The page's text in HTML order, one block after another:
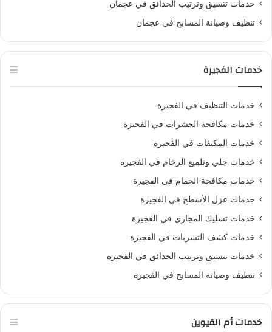
خدمات تنسيق وترتيب الحدائق في عجمان
تنظيف وصيانة المسابح في عجمان
خدمات الفجيرة
خدمات التنظيف في الفجيرة
خدمات مكافحة الحشرات في الفجيرة
خدمات المكيفات في الفجيرة
خدمات جلي وتلميع الرخام في الفجيرة
خدمات مكافحة الحمام في الفجيرة
خدمات عزل الأسطح في الفجيرة
خدمات تسليك المجاري في الفجيرة
خدمات كشف التسربات في الفجيرة
خدمات تنسيق وترتيب الحدائق في الفجيرة
تنظيف وصيانة المسابح في الفجيرة
خدمات أم القيوين